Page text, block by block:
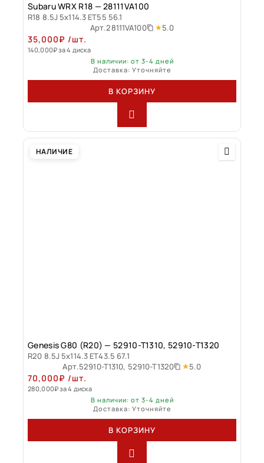
Subaru WRX R18 — 28111VA100
R18 8.5J 5x114.3 ET55 56.1
Арт.28111VA100 5.0
35,000₽ /шт.
140,000₽за 4 диска
В наличии: от 3-4 дней
Доставка: Уточняйте
В КОРЗИНУ
НАЛИЧИЕ
Genesis G80 (R20) — 52910-T1310, 52910-T1320
R20 8.5J 5x114.3 ET43.5 67.1
Арт.52910-T1310, 52910-T1320 5.0
70,000₽ /шт.
280,000₽за 4 диска
В наличии: от 3-4 дней
Доставка: Уточняйте
В КОРЗИНУ